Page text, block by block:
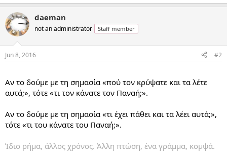
daeman
not an administrator Staff member
Jun 8, 2016 #2
Αν το δούμε με τη σημασία «πού τον κρύψατε και τα λέτε
αυτά;», τότε «τι τον κάνατε τον Παναή;».
Αν το δούμε με τη σημασία «τι έχει πάθει και τα λέει αυτά;»,
τότε «τι του κάνατε του Παναή;».
Ίδιο ρήμα, άλλος χρόνος. Άλλη πτώση, ένα γράμμα, κομψά.